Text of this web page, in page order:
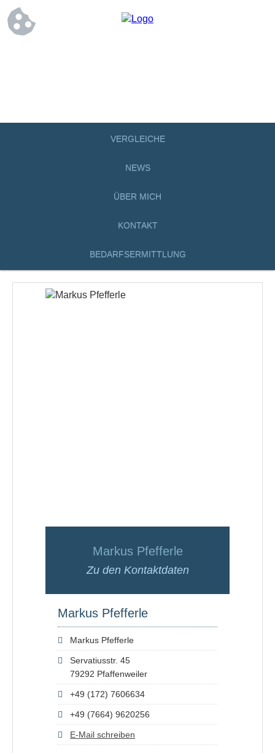
VERGLEICHE
NEWS
ÜBER MICH
KONTAKT
BEDARFSERMITTLUNG
Markus Pfefferle
Zu den Kontaktdaten
Markus Pfefferle
Markus Pfefferle
Servatiusstr. 45
79292 Pfaffenweiler
+49 (172) 7606634
+49 (7664) 9620256
E-Mail schreiben